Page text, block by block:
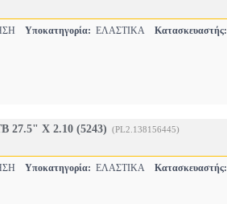
Υποκατηγορία: ΕΛΑΣΤΙΚΑ Κατασκευαστής:
X 2.10 (5243) (PL2.138156445)
Υποκατηγορία: ΕΛΑΣΤΙΚΑ Κατασκευαστής: